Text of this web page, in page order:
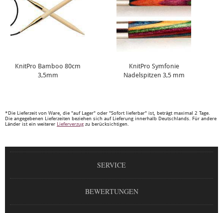
KnitPro Bamboo 80cm
3,5mm
KnitPro Symfonie
Nadelspitzen 3,5 mm
*Die Lieferzeit von Ware, die "auf Lager" oder "Sofort lieferbar" ist, beträgt maximal 2 Tage.
Die angegebenen Lieferzeiten beziehen sich auf Lieferung innerhalb Deutschlands. Für andere
Länder ist ein weiterer Lieferverzug zu berücksichtigen.
SERVICE
BEWERTUNGEN